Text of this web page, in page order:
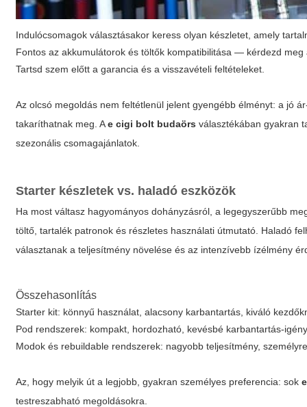
Indulócsomagok választásakor keress olyan készletet, amely
Fontos az akkumulátorok és töltők kompatibilitása — kérdezd meg
Tartsd szem előtt a garancia és a visszavételi feltételeket.
Az olcsó megoldás nem feltétlenül jelent gyengébb élményt: a jó
takaríthatnak meg. Ae cigi bolt budaörs választékában gyakran
szezonális csomagajánlatok.
Starter készletek vs. haladó eszközök
Ha most váltasz hagyományos dohányzásról, a legegyszerűbb
töltő, tartalék patronok és részletes használati útmutató. Haladó
választanak a teljesítmény növelése és az intenzívebb ízélmény
Összehasonlítás
Starter kit: könnyű használat, alacsony karbantartás, kiváló
Pod rendszerek: kompakt, hordozható, kevésbé karbantartás-
Modok és rebuildable rendszerek: nagyobb teljesítmény,
Az, hogy melyik út a legjobb, gyakran személyes preferencia: sok
testreszabható megoldásokra.